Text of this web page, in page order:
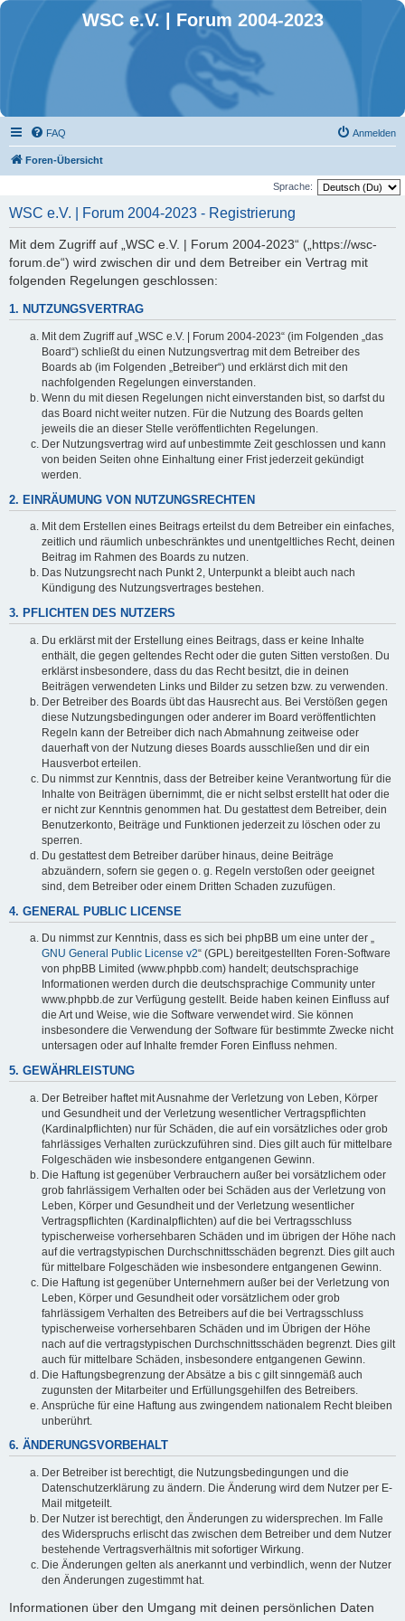
WSC e.V. | Forum 2004-2023
FAQ Anmelden
Foren-Übersicht
Sprache:
WSC e.V. | Forum 2004-2023 - Registrierung
Mit dem Zugriff auf „WSC e.V. | Forum 2004-2023“ („https://wsc-
forum.de“) wird zwischen dir und dem Betreiber ein Vertrag mit
folgenden Regelungen geschlossen:
1. NUTZUNGSVERTRAG
Mit dem Zugriff auf „WSC e.V. | Forum 2004-2023“ (im Folgenden „das
Board“) schließt du einen Nutzungsvertrag mit dem Betreiber des
Boards ab (im Folgenden „Betreiber“) und erklärst dich mit den
nachfolgenden Regelungen einverstanden.
Wenn du mit diesen Regelungen nicht einverstanden bist, so darfst du
das Board nicht weiter nutzen. Für die Nutzung des Boards gelten
jeweils die an dieser Stelle veröffentlichten Regelungen.
Der Nutzungsvertrag wird auf unbestimmte Zeit geschlossen und kann
von beiden Seiten ohne Einhaltung einer Frist jederzeit gekündigt
werden.
2. EINRÄUMUNG VON NUTZUNGSRECHTEN
Mit dem Erstellen eines Beitrags erteilst du dem Betreiber ein einfaches,
zeitlich und räumlich unbeschränktes und unentgeltliches Recht, deinen
Beitrag im Rahmen des Boards zu nutzen.
Das Nutzungsrecht nach Punkt 2, Unterpunkt a bleibt auch nach
Kündigung des Nutzungsvertrages bestehen.
3. PFLICHTEN DES NUTZERS
Du erklärst mit der Erstellung eines Beitrags, dass er keine Inhalte
enthält, die gegen geltendes Recht oder die guten Sitten verstoßen. Du
erklärst insbesondere, dass du das Recht besitzt, die in deinen
Beiträgen verwendeten Links und Bilder zu setzen bzw. zu verwenden.
Der Betreiber des Boards übt das Hausrecht aus. Bei Verstößen gegen
diese Nutzungsbedingungen oder anderer im Board veröffentlichten
Regeln kann der Betreiber dich nach Abmahnung zeitweise oder
dauerhaft von der Nutzung dieses Boards ausschließen und dir ein
Hausverbot erteilen.
Du nimmst zur Kenntnis, dass der Betreiber keine Verantwortung für die
Inhalte von Beiträgen übernimmt, die er nicht selbst erstellt hat oder die
er nicht zur Kenntnis genommen hat. Du gestattest dem Betreiber, dein
Benutzerkonto, Beiträge und Funktionen jederzeit zu löschen oder zu
sperren.
Du gestattest dem Betreiber darüber hinaus, deine Beiträge
abzuändern, sofern sie gegen o. g. Regeln verstoßen oder geeignet
sind, dem Betreiber oder einem Dritten Schaden zuzufügen.
4. GENERAL PUBLIC LICENSE
Du nimmst zur Kenntnis, dass es sich bei phpBB um eine unter der „
GNU General Public License v2“ (GPL) bereitgestellten Foren-Software
von phpBB Limited (www.phpbb.com) handelt; deutschsprachige
Informationen werden durch die deutschsprachige Community unter
www.phpbb.de zur Verfügung gestellt. Beide haben keinen Einfluss auf
die Art und Weise, wie die Software verwendet wird. Sie können
insbesondere die Verwendung der Software für bestimmte Zwecke nicht
untersagen oder auf Inhalte fremder Foren Einfluss nehmen.
5. GEWÄHRLEISTUNG
Der Betreiber haftet mit Ausnahme der Verletzung von Leben, Körper
und Gesundheit und der Verletzung wesentlicher Vertragspflichten
(Kardinalpflichten) nur für Schäden, die auf ein vorsätzliches oder grob
fahrlässiges Verhalten zurückzuführen sind. Dies gilt auch für mittelbare
Folgeschäden wie insbesondere entgangenen Gewinn.
Die Haftung ist gegenüber Verbrauchern außer bei vorsätzlichem oder
grob fahrlässigem Verhalten oder bei Schäden aus der Verletzung von
Leben, Körper und Gesundheit und der Verletzung wesentlicher
Vertragspflichten (Kardinalpflichten) auf die bei Vertragsschluss
typischerweise vorhersehbaren Schäden und im übrigen der Höhe nach
auf die vertragstypischen Durchschnittsschäden begrenzt. Dies gilt auch
für mittelbare Folgeschäden wie insbesondere entgangenen Gewinn.
Die Haftung ist gegenüber Unternehmern außer bei der Verletzung von
Leben, Körper und Gesundheit oder vorsätzlichem oder grob
fahrlässigem Verhalten des Betreibers auf die bei Vertragsschluss
typischerweise vorhersehbaren Schäden und im Übrigen der Höhe
nach auf die vertragstypischen Durchschnittsschäden begrenzt. Dies gilt
auch für mittelbare Schäden, insbesondere entgangenen Gewinn.
Die Haftungsbegrenzung der Absätze a bis c gilt sinngemäß auch
zugunsten der Mitarbeiter und Erfüllungsgehilfen des Betreibers.
Ansprüche für eine Haftung aus zwingendem nationalem Recht bleiben
unberührt.
6. ÄNDERUNGSVORBEHALT
Der Betreiber ist berechtigt, die Nutzungsbedingungen und die
Datenschutzerklärung zu ändern. Die Änderung wird dem Nutzer per E-
Mail mitgeteilt.
Der Nutzer ist berechtigt, den Änderungen zu widersprechen. Im Falle
des Widerspruchs erlischt das zwischen dem Betreiber und dem Nutzer
bestehende Vertragsverhältnis mit sofortiger Wirkung.
Die Änderungen gelten als anerkannt und verbindlich, wenn der Nutzer
den Änderungen zugestimmt hat.
Informationen über den Umgang mit deinen persönlichen Daten